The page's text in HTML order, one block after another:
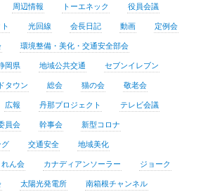
周辺情報 トーエネック
役員会議
光回線 会長日記 動画
定例会
環境整備・美化・交通安全部会
岡県 地域公共交通
セブンイレブン
タウン 総会 猫の会
敬老会
広報 丹那プロジェクト
テレビ会議
員会 幹事会
新型コロナ
グ
交通安全
地域美化
ん会
カナディアンソーラー
ジョーク
太陽光発電所 南箱根チャンネル